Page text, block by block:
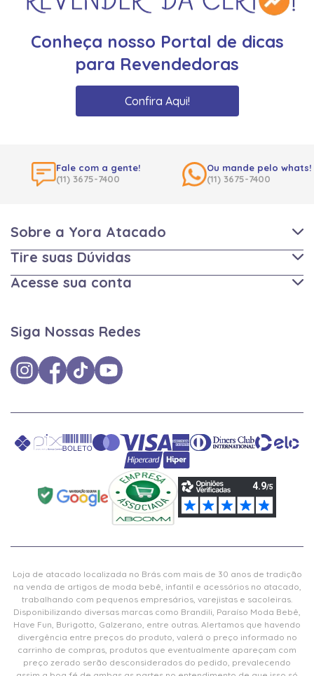
Conheça nosso Portal de dicas
para Revendedoras
Confira Aqui!
Fale com a gente!
(11) 3675-7400
Ou mande pelo whats!
(11) 3675-7400
Sobre a Yora Atacado
Tire suas Dúvidas
Acesse sua conta
Siga Nossas Redes
Loja de atacado localizada no Brás com mais de 30 anos de tradição
na venda de artigos de moda bebê, infantil e acessórios no atacado,
trabalhando com pequenos empresários, varejistas e sacoleiras.
Disponibilizando diversas marcas como Brandili, Paraíso Moda Bebê,
Have Fun, Burigotto, Galzerano, entre outras. Alertamos que havendo
divergência entre preços do produto, valerá o preço informado no
carrinho de compras, produtos que eventualmente apareçam com
preço zerado serão desconsiderados do pedido, prevalecendo